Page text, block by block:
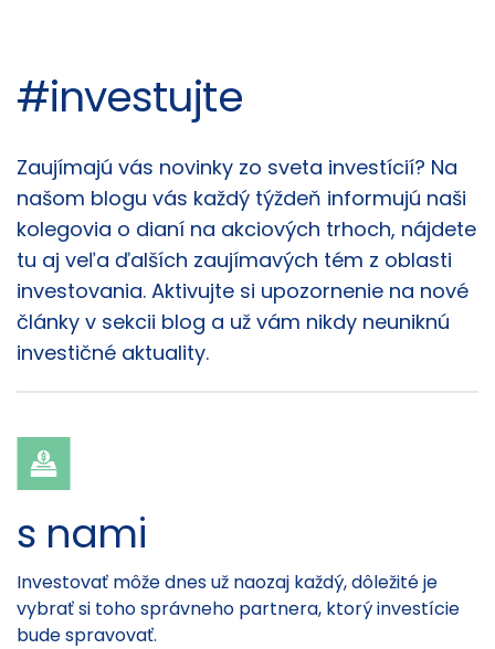
#investujte
Články
Zaujímajú vás novinky zo sveta investícií? Na
našom blogu vás každý týždeň informujú naši
kolegovia o dianí na akciových trhoch, nájdete
tu aj veľa ďalších zaujímavých tém z oblasti
investovania. Aktivujte si upozornenie na nové
články v sekcii blog a už vám nikdy neuniknú
investičné aktuality.
s nami
Investovať môže dnes už naozaj každý, dôležité je
vybrať si toho správneho partnera, ktorý investície
bude spravovať.